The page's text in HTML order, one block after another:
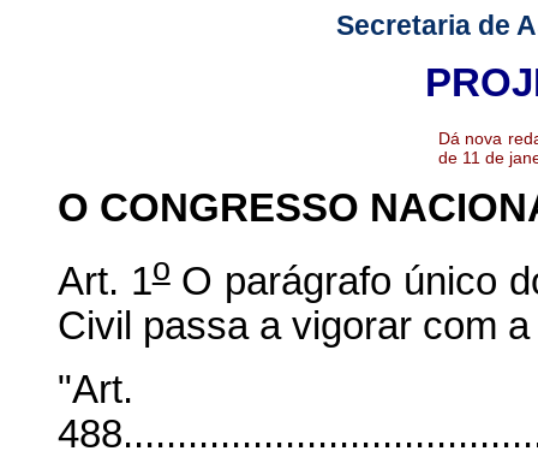
Secretaria de
Dá nova
de 11 de
O CONGRESSO
Art. 1oO parágrafo único
Civil passa a vigorar com
"Art.